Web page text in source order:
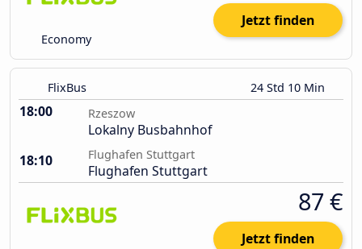
Economy
Jetzt finden
FlixBus 24 Std 10 Min
18:00 Rzeszow
Lokalny Busbahnhof
18:10
Flughafen Stuttgart
Flughafen Stuttgart
87 €
Jetzt finden